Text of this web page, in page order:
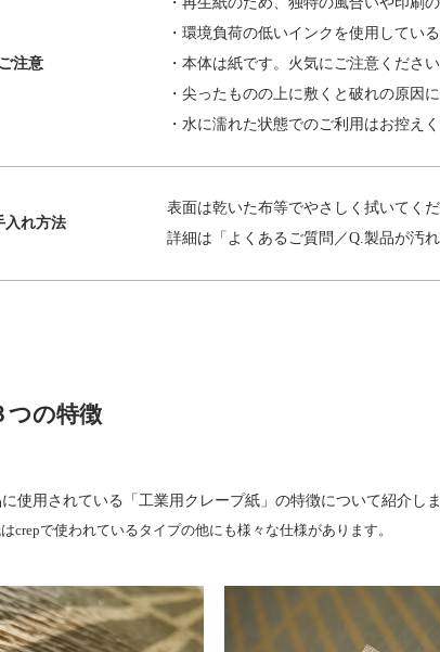
注意
・環境負荷の低いインクを使用してい
・本体は紙です。火気にご注意ください
・尖ったものの上に敷くと破れの原因に
・水に濡れた状態でのご利用はお控え
入れ方法
表面は乾いた布等でやさしく拭いてく
詳細は「よくあるご質問／Q.製品が汚
つの特徴
使用されている「工業用クレープ紙」の特徴について紹介しま
crepで使われているタイプの他にも様々な仕様があります。